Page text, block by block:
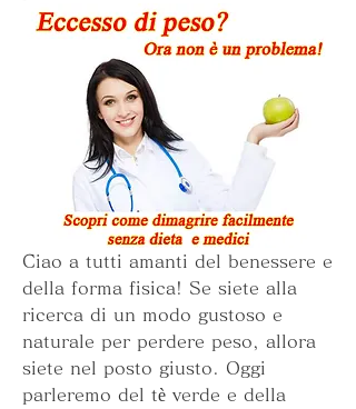
Ciao a tutti amanti del benessere e
della forma fisica! Se siete alla
ricerca di un modo gustoso e
naturale per perdere peso, allora
siete nel posto giusto. Oggi
parleremo del tè verde e della